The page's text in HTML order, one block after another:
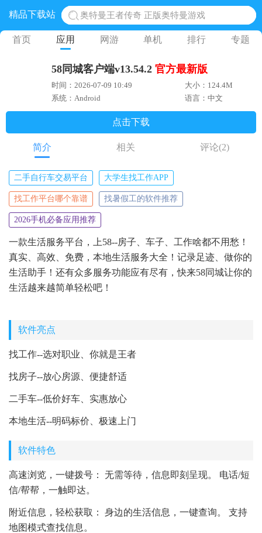
精品下载站
奥特曼王者传奇 正版奥特曼游戏
地铁跑酷体验服国际服 地铁跑酷体验服版本
黎明觉醒生机腾讯正版 黎明觉醒生机国际服
蛋仔派对下载 蛋仔派对体验服
首页 应用 网游 单机 排行 专题
58同城客户端v13.54.2 官方最新版
时间：2026-07-09 10:49
大小：124.4M
系统：Android
语言：中文
点击下载
简介 相关 评论(2)
二手自行车交易平台 大学生找工作APP
找工作平台哪个靠谱 找暑假工的软件推荐
2026手机必备应用推荐
一款生活服务平台，上58--房子、车子、工作啥都不用愁！
真实、高效、免费，本地生活服务大全！记录足迹、做你的
生活助手！还有众多服务功能应有尽有，快来58同城让你的
生活越来越简单轻松吧！
软件亮点
找工作--选对职业、你就是王者
找房子--放心房源、便捷舒适
二手车--低价好车、实惠放心
本地生活--明码标价、极速上门
软件特色
高速浏览，一键拨号： 无需等待，信息即刻呈现。 电话/短
信/帮帮，一触即达。
附近信息，轻松获取： 身边的生活信息，一键查询。 支持
地图模式查找信息。